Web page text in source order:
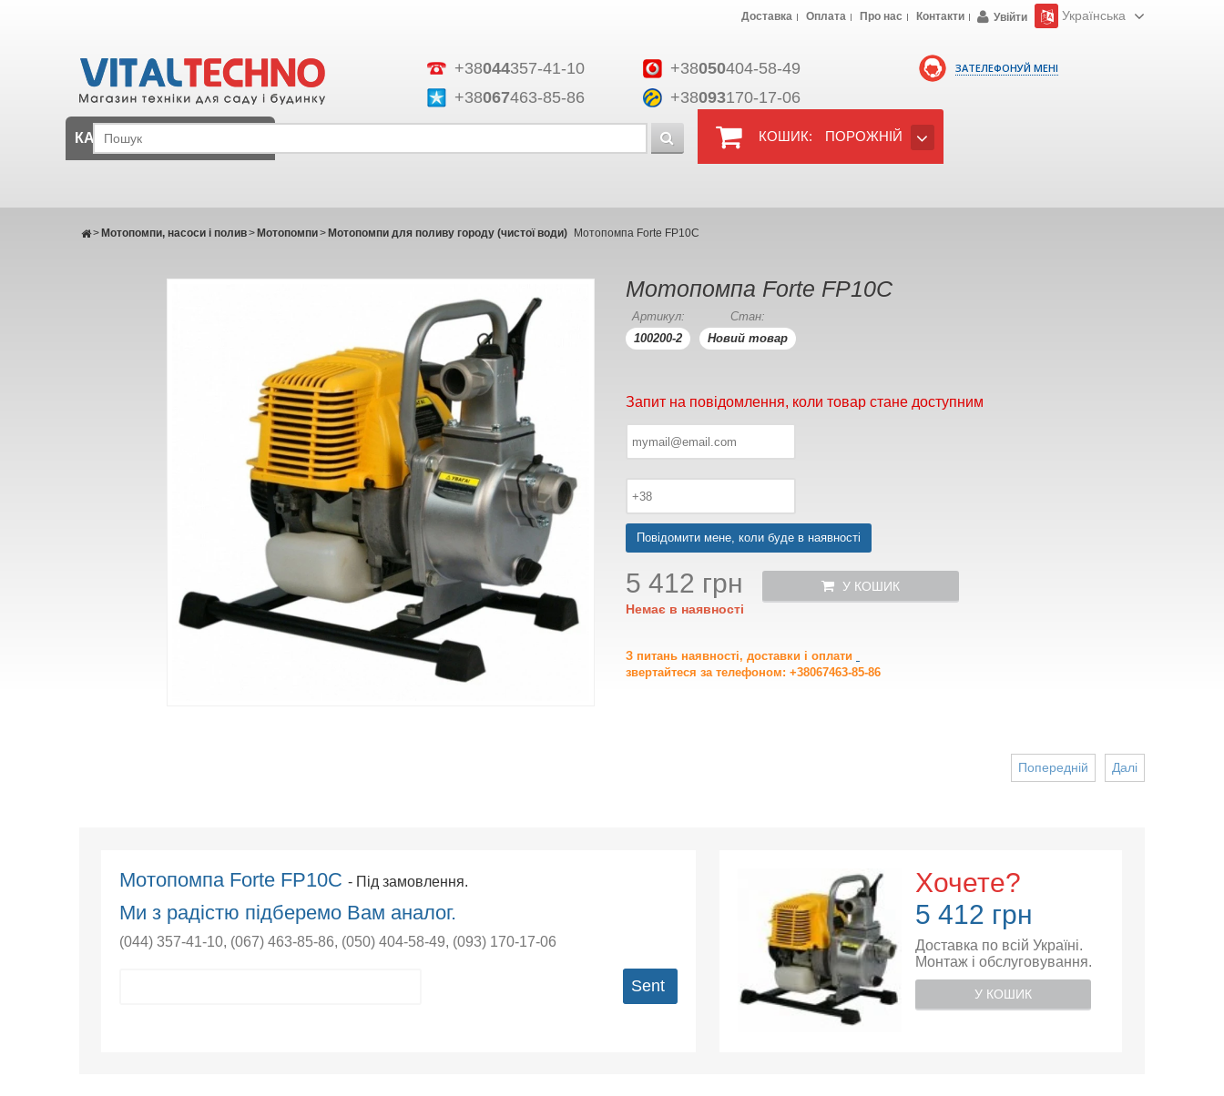
ЗАТЕЛЕФОНУЙ МЕНІ
+38044357-41-10 +38050404-58-49
+38067463-85-86 +38093170-17-06
Доставка Оплата Про нас Контакти Увійти Українська
КОШИК: ПОРОЖНІЙ
КАТАЛОГ
Мотопомпи, насоси і полив
> Мотопомпи
> Мотопомпи для поливу городу (чистої води)
> Мотопомпа Forte FP10C
Мотопомпа Forte FP10C
Артикул:
100200-2
Стан:
Новий товар
Запит на повідомлення, коли товар стане доступним
Повідомити мене, коли буде в наявності
5 412 грн
Немає в наявності
У КОШИК
З питань наявності, доставки і оплати
звертайтеся за телефоном: +38067463-85-86
Далі
Попередній
Мотопомпа Forte FP10C- Під замовлення.
Ми з радістю підберемо Вам аналог.
(044) 357-41-10, (067) 463-85-86, (050) 404-58-49, (093) 170-17-06
Sent
Хочете?
5 412 грн
Доставка по всій Україні.
Монтаж і обслуговування.
У КОШИК